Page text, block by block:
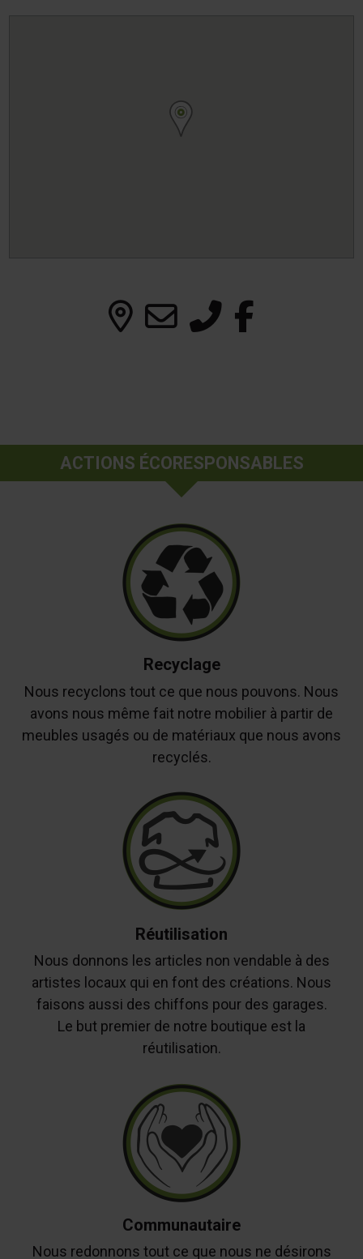
ACTIONS ÉCORESPONSABLES
Recyclage
Nous recyclons tout ce que nous pouvons. Nous
avons nous même fait notre mobilier à partir de
meubles usagés ou de matériaux que nous avons
recyclés.
Réutilisation
Nous donnons les articles non vendable à des
artistes locaux qui en font des créations. Nous
faisons aussi des chiffons pour des garages.
Le but premier de notre boutique est la
réutilisation.
Communautaire
Nous redonnons tout ce que nous ne désirons